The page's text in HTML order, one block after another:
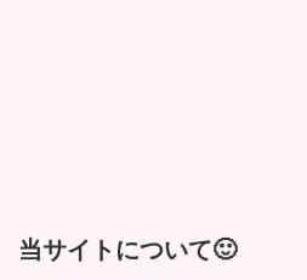
当サイトについて🙂